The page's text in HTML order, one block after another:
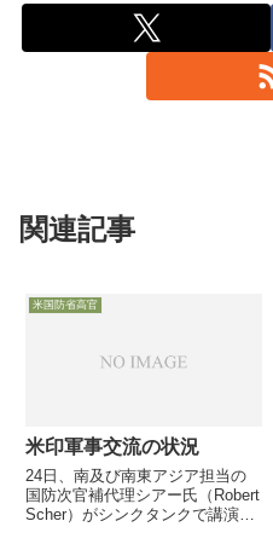
関連記事
米国防省高官
米印軍事交流の状況
24日、南及び南東アジア担当の
国防次官補代理シアー氏（Robert
Scher）がシンクタンクで講演